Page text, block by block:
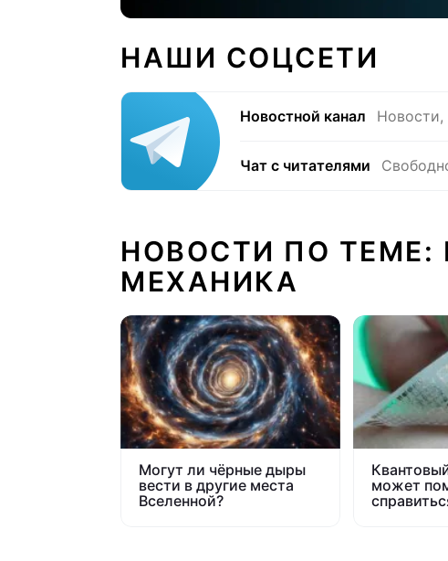
НАШИ СОЦСЕТИ
Новостной канал Новости,
Чат с читателями
НОВОСТИ ПО ТЕМЕ:
МЕХАНИКА
Могут ли чёрные дыры
вести в другие места
Вселенной?
может